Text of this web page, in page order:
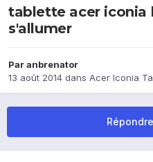
tablette acer iconia
s'allumer
Paranbrenator
13 août 2014 dans Acer Iconia